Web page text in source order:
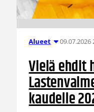
Alueet 09.07.2026
Vielä ehdit
kaudelle